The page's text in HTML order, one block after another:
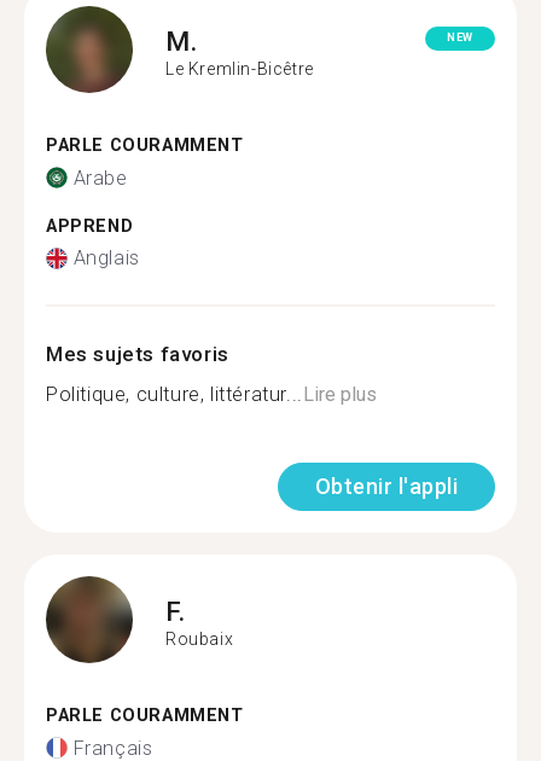
M.
Le Kremlin-Bicêtre
NEW
PARLE COURAMMENT
Arabe
APPREND
Anglais
Mes sujets favoris
Politique, culture, littératur...Lire plus
Obtenir l'appli
F.
Roubaix
PARLE COURAMMENT
Français